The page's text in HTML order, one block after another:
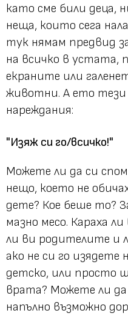
като сме били деца,
неща, които сега
тук нямам предвид
на всичко в устата,
екраните или
животни. А ето тези
нареждания:
"Изяж си го/всичко!"
Можете ли да си
нещо, което не
дете? Кое беше то?
мазно месо. Караха
ли ви родителите и
ако не си го изядете
детско, или просто
врата? Можете ли
напълно възможно